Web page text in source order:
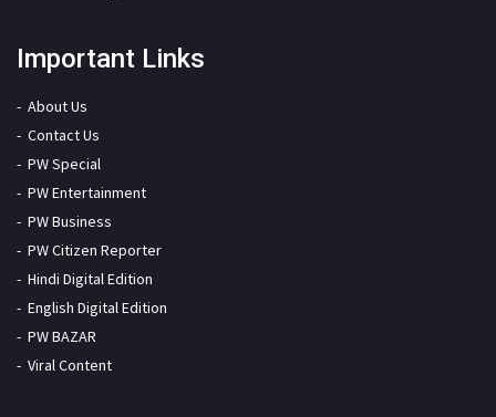
Important Links
About Us
Contact Us
PW Special
PW Entertainment
PW Business
PW Citizen Reporter
Hindi Digital Edition
English Digital Edition
PW BAZAR
Viral Content